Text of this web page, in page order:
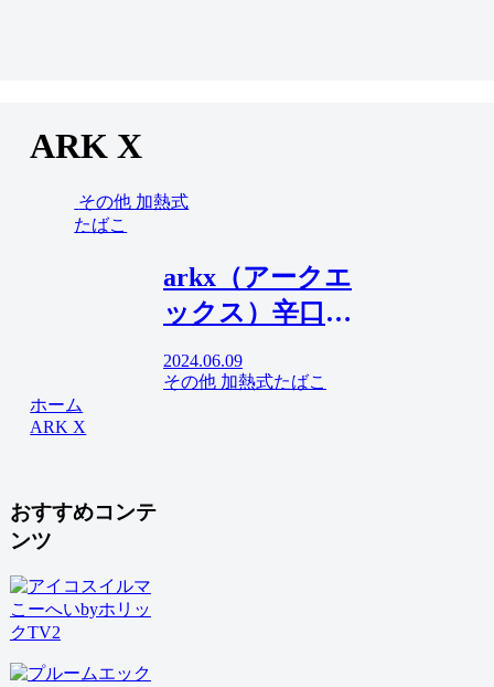
ARK X
その他 加熱式
たばこ
arkx（アークエ
ックス）辛口レ
ビュー！味は美
味いんだけ
2024.06.09
その他 加熱式たばこ
ホーム
ARK X
おすすめコンテ
ンツ
こーへいbyホリッ
クTV2